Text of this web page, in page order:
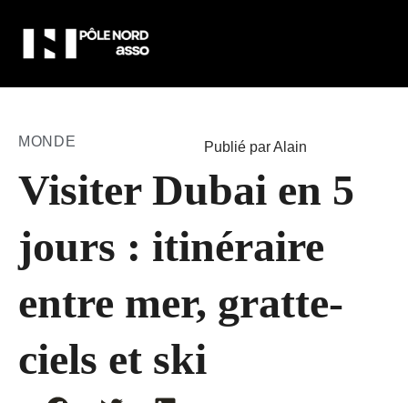
MONDE Publié par Alain
Visiter Dubai en 5
jours : itinéraire
entre mer, gratte-
ciels et ski